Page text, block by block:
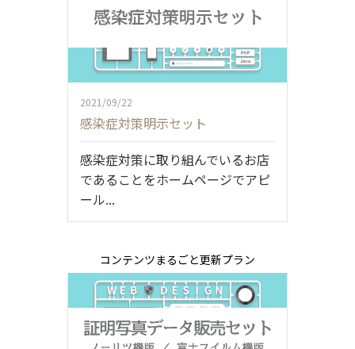
2021/09/22
感染症対策明示セット
感染症対策に取り組んでいるお店
であることをホームページでアピ
ール...
コンテンツまるごと更新プラン